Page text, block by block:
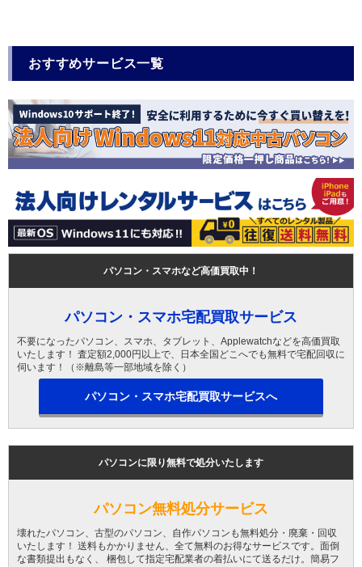
おすすめサービス一覧
パソコン・スマホなど高価買取中！
パソコン・スマホ宅配買取サービス
不要になったパソコン、スマホ、タブレット、Applewatchなどを高価買取
いたします！ 査定額2,000円以上で、日本全国どこへでも無料で宅配回収に
伺います！（※離島等一部地域を除く）
パソコン・スマホ宅配買取サービスへ
パソコンに限り無料で処分いたします
パソコン無料処分サービス
壊れたパソコン、古型のパソコン、自作パソコンも無料処分・廃棄・回収
いたします！ 送料もかかりません、全て無料のお得なサービスです。面倒
な書類提出もなく、 梱包して指定宅配業者の着払いにて送るだけ。簡易フ